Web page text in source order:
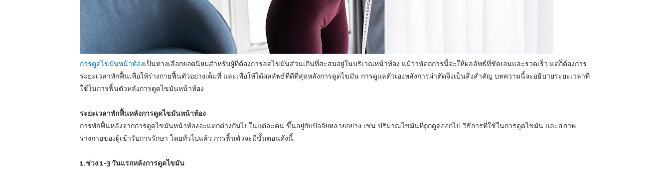
การดูดไขมันหน้าท้องเป็นทางเลือกยอดนิยมสำหรับผู้ที่ต้องการลดไขมันส่วนเกินที่สะสมอยู่ในบริเวณหน้าท้อง แม้ว่าหัตถการนี้จะให้ผลลัพธ์ที่ชัดเจนและรวดเร็ว แต่ก็ต้องการ
ระยะเวลาพักฟื้นเพื่อให้ร่างกายฟื้นตัวอย่างเต็มที่ และเพื่อให้ได้ผลลัพธ์ที่ดีที่สุดหลังการดูดไขมัน การดูแลตัวเองหลังการผ่าตัดจึงเป็นสิ่งสำคัญ บทความนี้จะอธิบายระยะเวลาที่
ใช้ในการฟื้นตัวหลังการดูดไขมันหน้าท้อง
ระยะเวลาพักฟื้นหลังการดูดไขมันหน้าท้อง
การพักฟื้นหลังจากการดูดไขมันหน้าท้องจะแตกต่างกันไปในแต่ละคน ขึ้นอยู่กับปัจจัยหลายอย่าง เช่น ปริมาณไขมันที่ถูกดูดออกไป วิธีการที่ใช้ในการดูดไขมัน และสภาพ
ร่างกายของผู้เข้ารับการรักษา โดยทั่วไปแล้ว การฟื้นตัวจะมีขั้นตอนดังนี้:
1.ช่วง 1-3 วันแรกหลังการดูดไขมัน